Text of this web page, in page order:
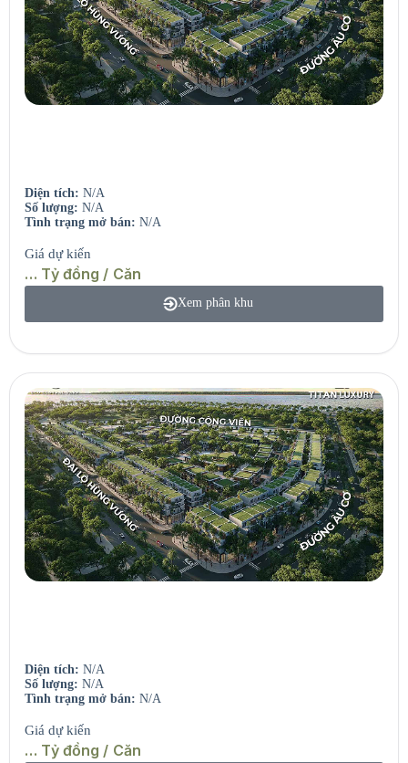
Diện tích: N/A
Số lượng: N/A
Tình trạng mở bán: N/A
Giá dự kiến
… Tỷ đồng / Căn
Xem phân khu
Diện tích: N/A
Số lượng: N/A
Tình trạng mở bán: N/A
Giá dự kiến
… Tỷ đồng / Căn